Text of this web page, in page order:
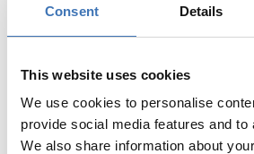
Consent Details
This website uses cookies
We use cookies to personalise
provide social media features and to
We also share information about